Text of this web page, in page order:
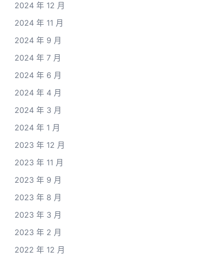
2024 年 12 月
2024 年 11 月
2024 年 9 月
2024 年 7 月
2024 年 6 月
2024 年 4 月
2024 年 3 月
2024 年 1 月
2023 年 12 月
2023 年 11 月
2023 年 9 月
2023 年 8 月
2023 年 3 月
2023 年 2 月
2022 年 12 月